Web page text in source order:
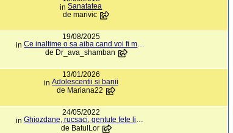
inSanatatea
demarivic
19/08/2025
in
de
Dr_ava_shamban
13/01/2026
in Adolescentii si banii
de Mariana22
24/05/2022
in
de BatulLor